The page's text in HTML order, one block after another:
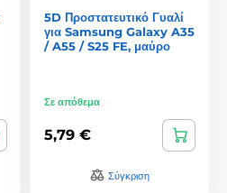
5D Προστατευτικό Γυαλί
για Samsung Galaxy A35
/ A55 / S25 FE, μαύρο
Σε απόθεμα
5,79 €
Σύγκριση